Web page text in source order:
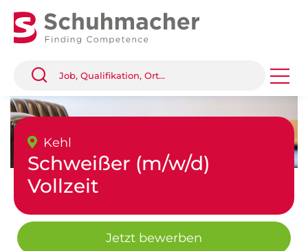
Kehl
Schweißer (m/w/d)
Vollzeit
Jetzt bewerben